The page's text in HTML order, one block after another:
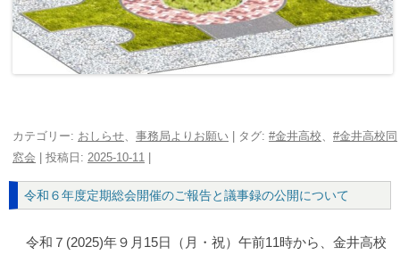
カテゴリー: おしらせ 事務局よりお願い | タグ: #金井高校
#金井高校同
窓会 | 投稿日: 2025-10-11 |
令和６年度定期総会開催のご報告と議事録の公開について
令和７(2025)年９月15日（月・祝）午前11時から、金井高校